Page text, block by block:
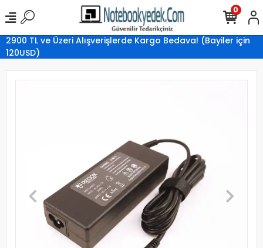
2900 TL ve Üzeri Alışverişlerde Kargo Bedava! (Bayiler için
120USD)
0